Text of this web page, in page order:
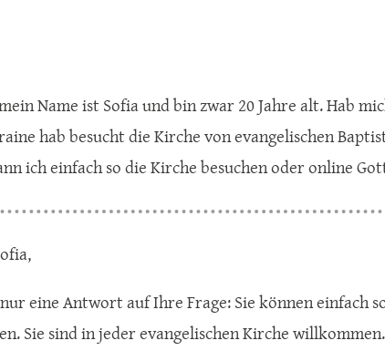
Name ist Sofia und bin zwar 20 Jahre alt. Hab
hab besucht die Kirche von evangelischen
ich einfach so die Kirche besuchen oder online
eine Antwort auf Ihre Frage: Sie können einfach
Sie sind in jeder evangelischen Kirche